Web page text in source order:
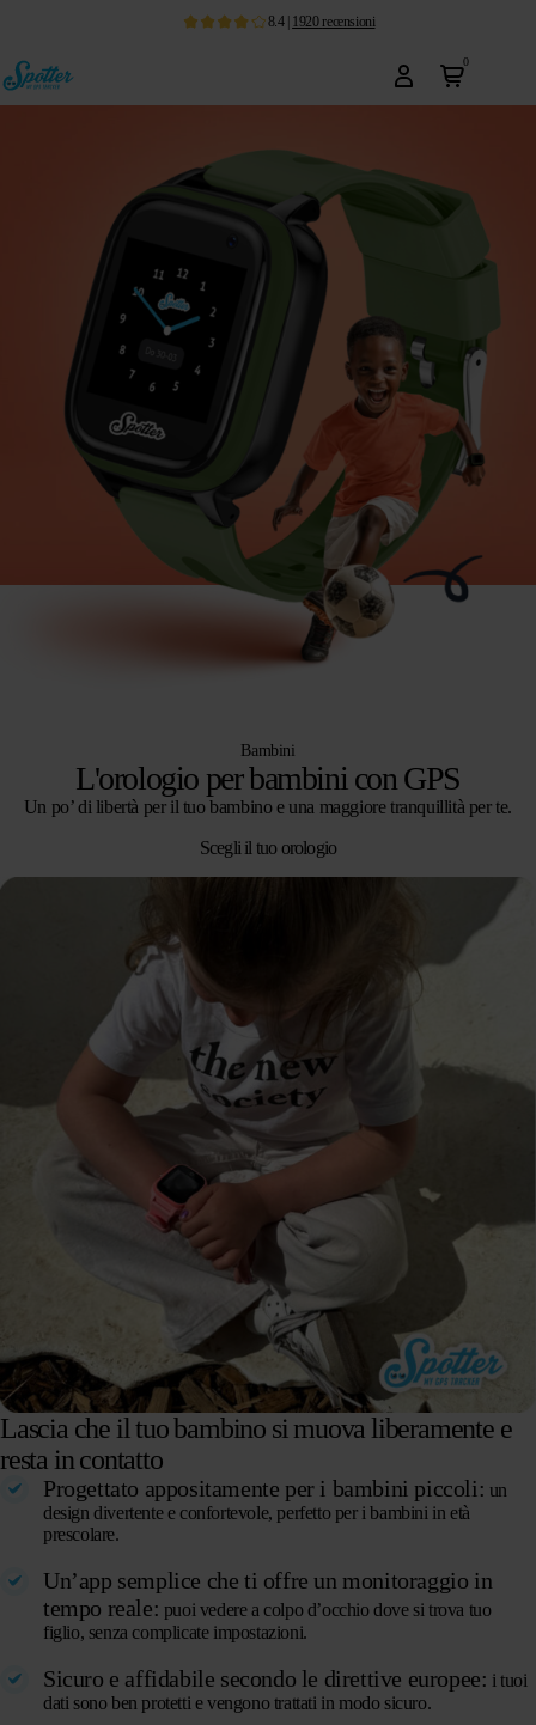
8.4| 1920 recensioni
0
Bambini
L'orologio per bambini con GPS
Un po’ di libertà per il tuo bambino e una maggiore tranquillità per te.
Scegli il tuo orologio
Lascia che il tuo bambino si muova liberamente e
resta in contatto
Progettato appositamente per i bambini piccoli: un
design divertente e confortevole, perfetto per i bambini in età
prescolare.
Un’app semplice che ti offre un monitoraggio in
tempo reale: puoi vedere a colpo d’occhio dove si trova tuo
figlio, senza complicate impostazioni.
Sicuro e affidabile secondo le direttive europee: i tuoi
dati sono ben protetti e vengono trattati in modo sicuro.